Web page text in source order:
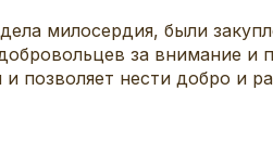
милосердия, были
за внимание и
позволяет нести добро и